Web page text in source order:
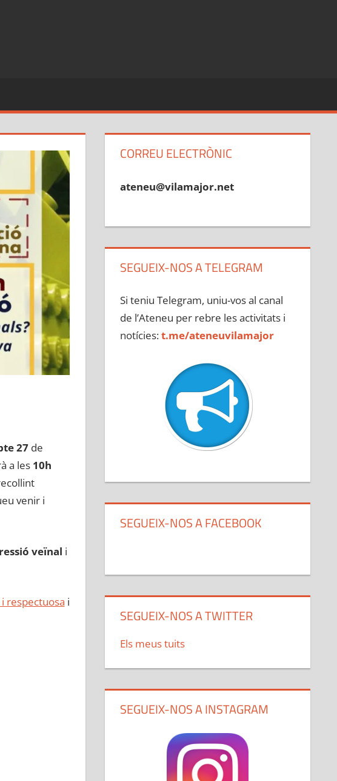
27de
a les 10h
venir i
veïnal i
respectuosa i
CORREU ELECTRÒNIC
ateneu@vilamajor.net
SEGUEIX-NOS A TELEGRAM
Si teniu Telegram, uniu-vos al canal
de l’Ateneu per rebre les activitats i
notícies:t.me/ateneuvilamajor
SEGUEIX-NOS A FACEBOOK
SEGUEIX-NOS A TWITTER
Els meus tuits
SEGUEIX-NOS A INSTAGRAM